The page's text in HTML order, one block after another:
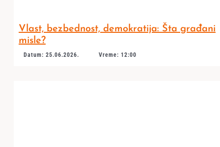
Vlast, bezbednost, demokratija: Šta građani
misle?
Datum: 25.06.2026. Vreme: 12:00